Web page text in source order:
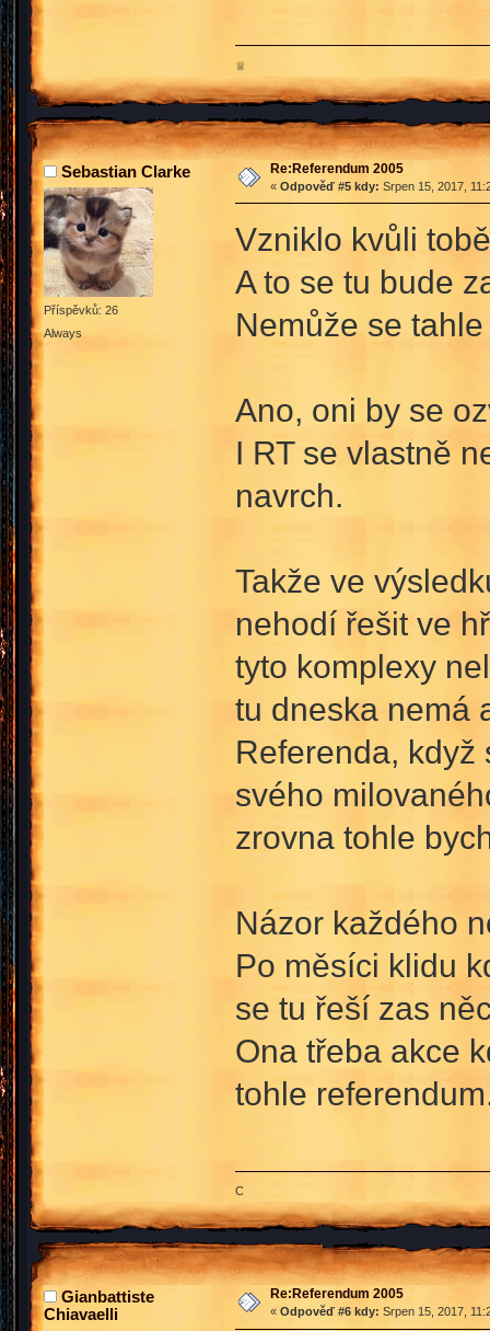
♕
Sebastian Clarke
Příspěvků: 26
Always
Re:Referendum 2005
« Odpověď #5 kdy: Srpen 15, 2017,
Vzniklo kvůli
A to se tu bude
Nemůže se
Ano, oni by se
I RT se vlastně
navrch.
Takže ve
nehodí řešit ve
tyto komplexy
tu dneska nemá
Referenda, když
svého
zrovna tohle
Názor každého
Po měsíci klidu
se tu řeší zas
Ona třeba akce
tohle
C
Gianbattiste
Chiavaelli
Re:Referendum 2005
« Odpověď #6 kdy: Srpen 15, 2017,